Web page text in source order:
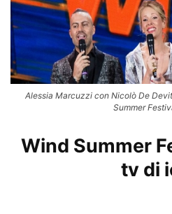
Alessia Marcuzzi con Nicolò De
Summer
Wind Summer
tv di